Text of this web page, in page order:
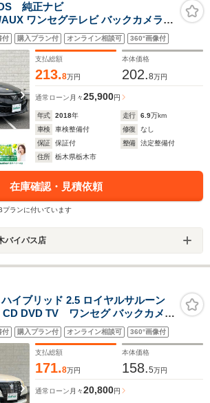
純正ナビ
ワンセグテレビ バックカメラ
ロール ETC ドラレコ シートヒータ
衝突軽減 オートライト ハーフレザ
ー
付 購入プラン付 オンライン相談可 360°画像付
支払総額
213.8万円
本体価格
202.8万円
通常ローン 月々25,900円
年式 2018年 走行 6.9万km
車検
車検整備付 修復
なし
保証
保証付 整備
法定整備付
住所
栃木県栃木市
在庫確認・見積依頼
プランに付いています
バイパス店
イブリッド 2.5 ロイヤルサルーン
DVD TV ワンセグ バックカメラ
電動ガラスサンルーフ レザーシー
トヒーター シートクーラー ドライ
ヘッドライト
付 購入プラン付 オンライン相談可 360°画像付
支払総額
171.8万円
本体価格
158.5万円
通常ローン 月々20,800円